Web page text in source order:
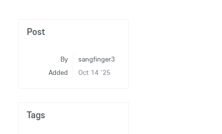
Post
By
sangfinger3
Added
Oct 14 '25
Tags